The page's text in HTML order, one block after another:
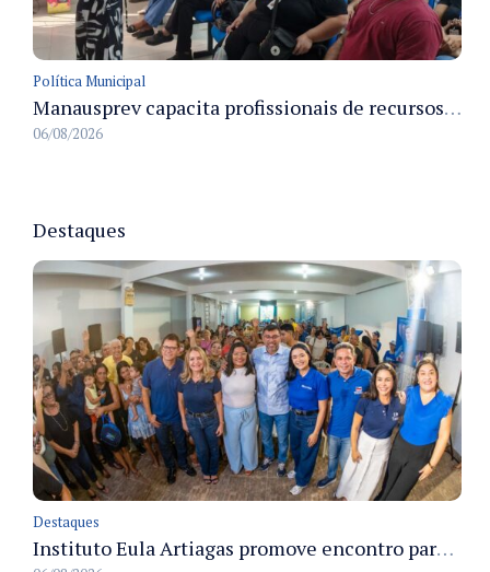
Política Municipal
Manausprev capacita profissionais de recursos humanos para agilizar concessão de aposentadorias no município
06/08/2026
Destaques
Destaques
Instituto Eula Artiagas promove encontro para discutir melhorias para o bairro Petrópolis